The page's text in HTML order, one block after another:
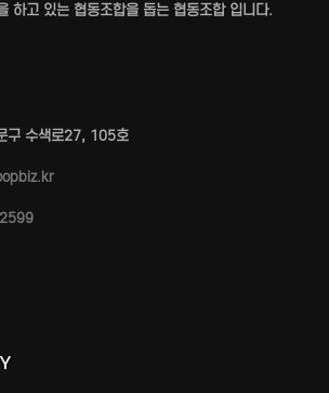
하고 있는 협동조합을 돕는 협동조합 입니다.
구 수색로27, 105호